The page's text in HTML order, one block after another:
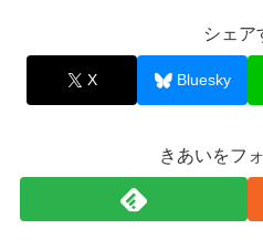
シェア
X Bluesky
きあいをフ